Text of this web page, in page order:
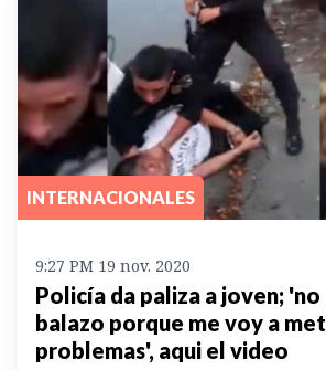
INTERNACIONALES
9:27 PM 19 nov. 2020
Policía da paliza a joven;
balazo porque me voy a
problemas', aqui el video